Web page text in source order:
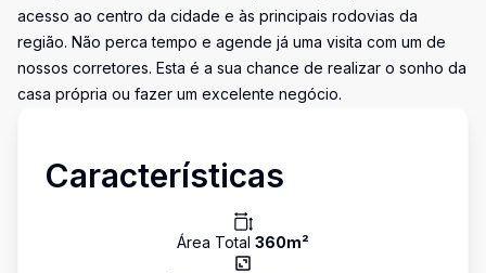
acesso ao centro da cidade e às principais rodovias da
região. Não perca tempo e agende já uma visita com um de
nossos corretores. Esta é a sua chance de realizar o sonho da
casa própria ou fazer um excelente negócio.
Características
Área Total 360m²